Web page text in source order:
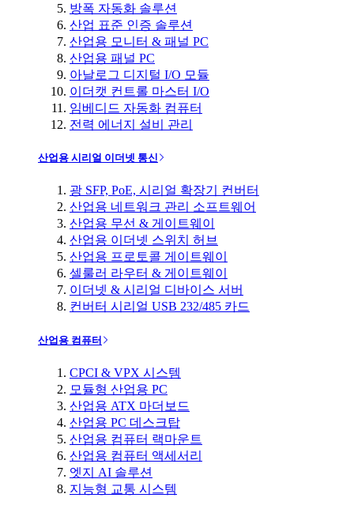
방폭 자동화 솔루션
산업 표준 인증 솔루션
산업용 모니터 & 패널 PC
산업용 패널 PC
아날로그 디지털 I/O 모듈
이더캣 컨트롤 마스터 I/O
임베디드 자동화 컴퓨터
전력 에너지 설비 관리
산업용 시리얼 이더넷 통신
광 SFP, PoE, 시리얼 확장기 컨버터
산업용 네트워크 관리 소프트웨어
산업용 무선 & 게이트웨이
산업용 이더넷 스위치 허브
산업용 프로토콜 게이트웨이
셀룰러 라우터 & 게이트웨이
이더넷 & 시리얼 디바이스 서버
컨버터 시리얼 USB 232/485 카드
산업용 컴퓨터
CPCI & VPX 시스템
모듈형 산업용 PC
산업용 ATX 마더보드
산업용 PC 데스크탑
산업용 컴퓨터 랙마운트
산업용 컴퓨터 액세서리
엣지 AI 솔루션
지능형 교통 시스템